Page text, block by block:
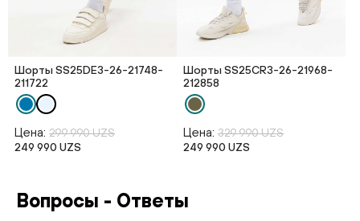
Шорты SS25DE3-26-21748-
211722
Цена: 299 990 UZS
249 990 UZS
Шорты SS25CR3-26-21968-
212858
Цена: 329 990 UZS
249 990 UZS
Вопросы - Ответы